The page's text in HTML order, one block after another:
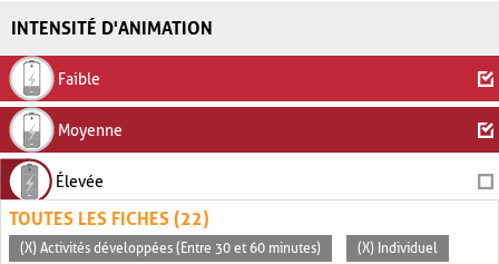
INTENSITÉ D'ANIMATION
Faible
Moyenne
Élevée
TOUTES LES FICHES (22)
(X) Activités développées (Entre 30 et 60 minutes) (X) Individuel